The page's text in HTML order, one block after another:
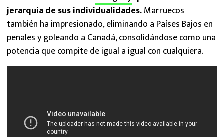
jerarquía de sus individualidades.Marruecos
también ha impresionado, eliminando a Países Bajos en
penales y goleando a Canadá, consolidándose como una
potencia que compite de igual a igual con cualquiera.